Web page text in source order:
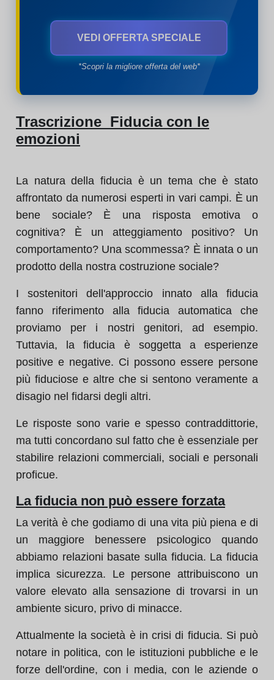
VEDI OFFERTA SPECIALE
*Scopri la migliore offerta del web*
Trascrizione Fiducia con le
emozioni
La natura della fiducia è un tema che è stato
affrontato da numerosi esperti in vari campi. È un
bene sociale? È una risposta emotiva o
cognitiva? È un atteggiamento positivo? Un
comportamento? Una scommessa? È innata o un
prodotto della nostra costruzione sociale?
I sostenitori dell'approccio innato alla fiducia
fanno riferimento alla fiducia automatica che
proviamo per i nostri genitori, ad esempio.
Tuttavia, la fiducia è soggetta a esperienze
positive e negative. Ci possono essere persone
più fiduciose e altre che si sentono veramente a
disagio nel fidarsi degli altri.
Le risposte sono varie e spesso contraddittorie,
ma tutti concordano sul fatto che è essenziale per
stabilire relazioni commerciali, sociali e personali
proficue.
La fiducia non può essere forzata
La verità è che godiamo di una vita più piena e di
un maggiore benessere psicologico quando
abbiamo relazioni basate sulla fiducia. La fiducia
implica sicurezza. Le persone attribuiscono un
valore elevato alla sensazione di trovarsi in un
ambiente sicuro, privo di minacce.
Attualmente la società è in crisi di fiducia. Si può
notare in politica, con le istituzioni pubbliche e le
forze dell'ordine, con i media, con le aziende o